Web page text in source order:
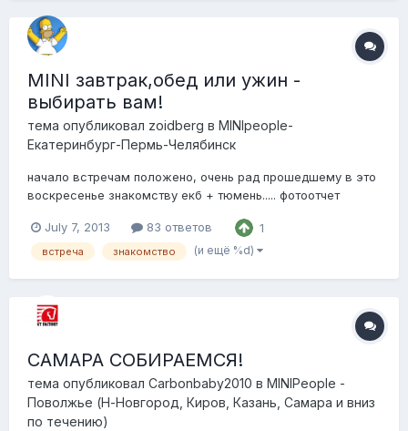
MINI завтрак,обед или ужин -
выбирать вам!
тема опубликовал zoidberg в MINIpeople-
Екатеринбург-Пермь-Челябинск
начало встречам положено, очень рад прошедшему в это
воскресенье знакомству екб + тюмень..... фотоотчет
компанией на очередную встречу....ююююхууу)))))))
договариваемся об удобном времени для всех
July 7, 2013 83 ответов 1
встреча знакомство (и ещё %d)
САМАРА СОБИРАЕМСЯ!
тема опубликовал Carbonbaby2010 в MINIPeople -
Поволжье (Н-Новгород, Киров, Казань, Самара и вниз
по течению)